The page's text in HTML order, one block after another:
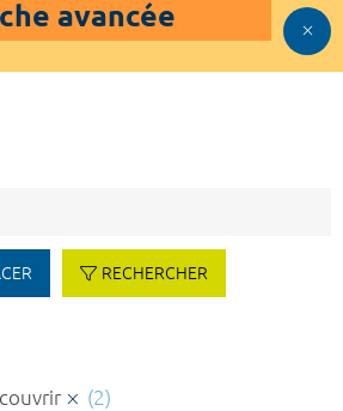
avancée
RECHERCHER
(2)